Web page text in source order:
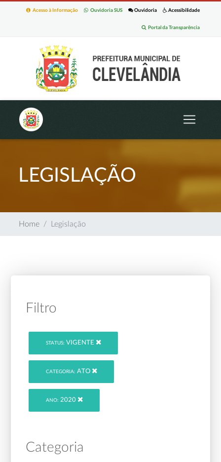
Acessibilidade
Ouvidoria
Ouvidoria SUS
Acesso à Informação
Portal da Transparência
LEGISLAÇÃO
Home Legislação
Filtro
STATUS: VIGENTE
CATEGORIA: ATO
ANO: 2020
Categoria